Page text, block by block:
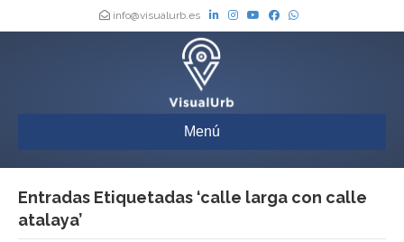
info@visualurb.es
Menú
Entradas Etiquetadas ‘calle larga con calle
atalaya’